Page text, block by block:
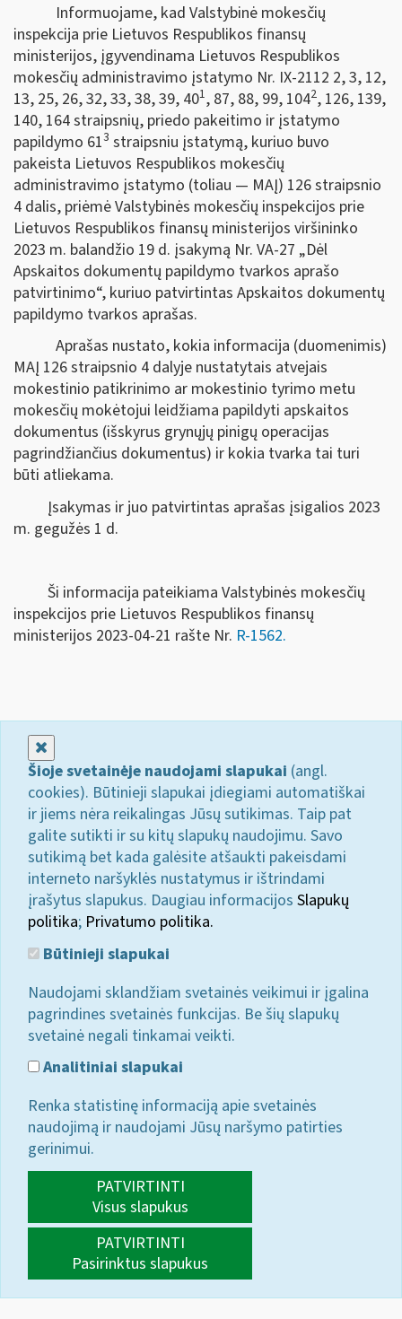
Informuojame, kad Valstybinė mokesčių
inspekcija prie Lietuvos Respublikos finansų
ministerijos, įgyvendinama Lietuvos Respublikos
mokesčių administravimo įstatymo Nr. IX-2112 2, 3, 12,
13, 25, 26, 32, 33, 38, 39, 401, 87, 88, 99, 1042, 126, 139,
140, 164 straipsnių, priedo pakeitimo ir įstatymo
papildymo 613 straipsniu įstatymą, kuriuo buvo
pakeista Lietuvos Respublikos mokesčių
administravimo įstatymo (toliau — MAĮ) 126 straipsnio
4 dalis, priėmė Valstybinės mokesčių inspekcijos prie
Lietuvos Respublikos finansų ministerijos viršininko
2023 m. balandžio 19 d. įsakymą Nr. VA-27 „Dėl
Apskaitos dokumentų papildymo tvarkos aprašo
patvirtinimo“, kuriuo patvirtintas Apskaitos dokumentų
papildymo tvarkos aprašas.
Aprašas nustato, kokia informacija (duomenimis)
MAĮ 126 straipsnio 4 dalyje nustatytais atvejais
mokestinio patikrinimo ar mokestinio tyrimo metu
mokesčių mokėtojui leidžiama papildyti apskaitos
dokumentus (išskyrus grynųjų pinigų operacijas
pagrindžiančius dokumentus) ir kokia tvarka tai turi
būti atliekama.
Įsakymas ir juo patvirtintas aprašas įsigalios 2023
m. gegužės 1 d.
Ši informacija pateikiama Valstybinės mokesčių
inspekcijos prie Lietuvos Respublikos finansų
ministerijos 2023-04-21 rašte Nr. R-1562.
Šioje svetainėje naudojami slapukai (angl.
cookies). Būtinieji slapukai įdiegiami automatiškai
ir jiems nėra reikalingas Jūsų sutikimas. Taip pat
galite sutikti ir su kitų slapukų naudojimu. Savo
sutikimą bet kada galėsite atšaukti pakeisdami
interneto naršyklės nustatymus ir ištrindami
įrašytus slapukus. Daugiau informacijos Slapukų
politika; Privatumo politika.
Būtinieji slapukai
Naudojami sklandžiam svetainės veikimui ir įgalina
pagrindines svetainės funkcijas. Be šių slapukų
svetainė negali tinkamai veikti.
Analitiniai slapukai
Renka statistinę informaciją apie svetainės
naudojimą ir naudojami Jūsų naršymo patirties
gerinimui.
PATVIRTINTI
Visus slapukus
PATVIRTINTI
Pasirinktus slapukus